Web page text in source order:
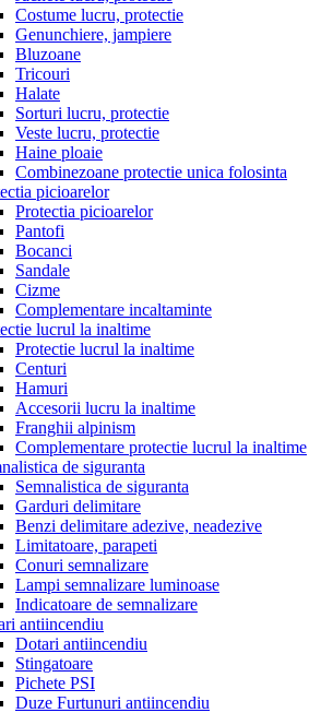
Costume lucru, protectie
Genunchiere, jampiere
Bluzoane
Tricouri
Halate
Sorturi lucru, protectie
Veste lucru, protectie
Haine ploaie
Combinezoane protectie unica folosinta
picioarelor
Protectia picioarelor
Pantofi
Bocanci
Sandale
Cizme
Complementare incaltaminte
lucrul la inaltime
Protectie lucrul la inaltime
Centuri
Hamuri
Accesorii lucru la inaltime
Franghii alpinism
Complementare protectie lucrul la inaltime
de siguranta
Semnalistica de siguranta
Garduri delimitare
Benzi delimitare adezive, neadezive
Limitatoare, parapeti
Conuri semnalizare
Lampi semnalizare luminoase
Indicatoare de semnalizare
antiincendiu
Dotari antiincendiu
Stingatoare
Pichete PSI
Duze Furtunuri antiincendiu